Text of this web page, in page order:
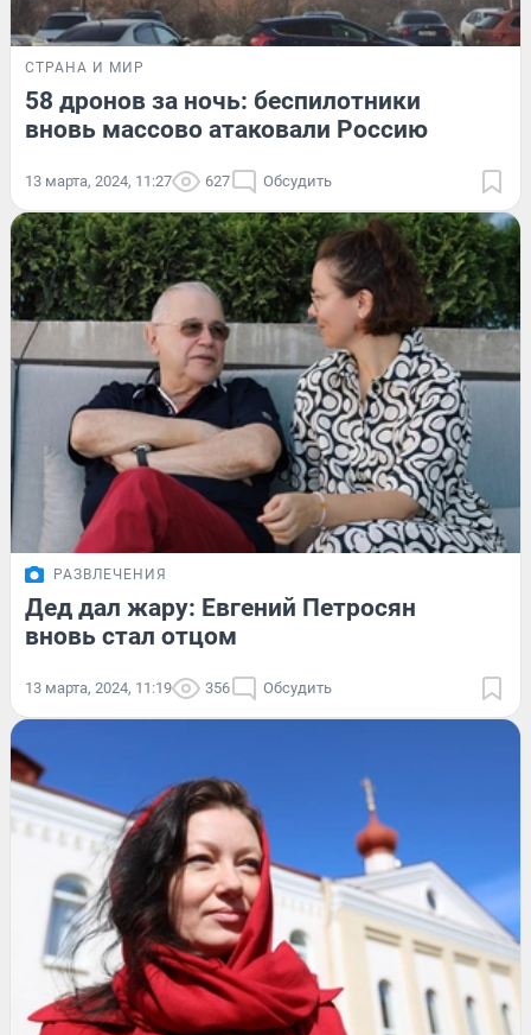
СТРАНА И МИР
58 дронов за ночь: беспилотники
вновь массово атаковали Россию
13 марта, 2024, 11:27 627 Обсудить
РАЗВЛЕЧЕНИЯ
Дед дал жару: Евгений Петросян
вновь стал отцом
13 марта, 2024, 11:19 356 Обсудить